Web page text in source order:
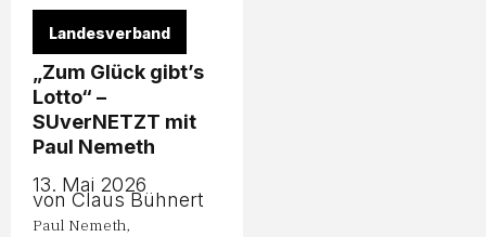
Landesverband
„Zum Glück gibt’s
Lotto“ –
SUverNETZT mit
Paul Nemeth
13. Mai 2026
von Claus Bühnert
Paul Nemeth,